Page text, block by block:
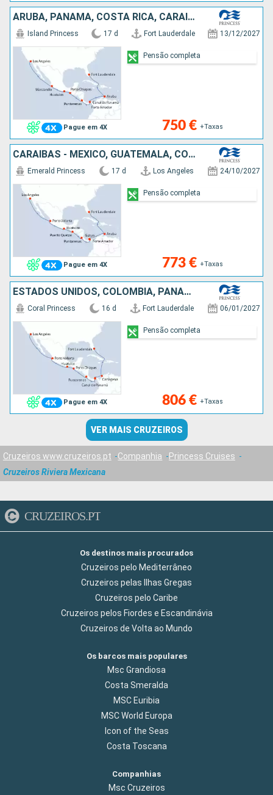
ARUBA, PANAMA, COSTA RICA, CARAIBAS - MEXICO, ESTADOS UNIDOS
Pague em 4X
Island Princess 17 d Fort Lauderdale 13/12/2027
750 € +Taxas
Pensão completa
CARAIBAS - MEXICO, GUATEMALA, COSTA RICA, PANAMA, ARUBA, ESTADOS UNIDOS
Pague em 4X
Emerald Princess 17 d Los Angeles 24/10/2027
773 € +Taxas
Pensão completa
ESTADOS UNIDOS, COLÔMBIA, PANAMA, COSTA RICA, CARAIBAS - MEXICO
Pague em 4X
Coral Princess 16 d Fort Lauderdale 06/01/2027
806 € +Taxas
Pensão completa
VER MAIS CRUZEIROS
Cruzeiros www.cruzeiros.pt Companhia
Princess Cruises
Cruzeiros Riviera Mexicana
CRUZEIROS.PT
Os destinos mais procurados
Cruzeiros pelo Mediterrâneo
Cruzeiros pelas Ilhas Gregas
Cruzeiros pelo Caribe
Cruzeiros pelos Fiordes e Escandinávia
Cruzeiros de Volta ao Mundo
Os barcos mais populares
Msc Grandiosa
Costa Smeralda
MSC Euribia
MSC World Europa
Icon of the Seas
Costa Toscana
Companhias
Msc Cruzeiros